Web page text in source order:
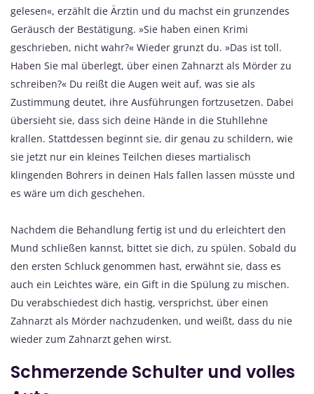
gelesen«, erzählt die Ärztin und du machst ein grunzendes
Geräusch der Bestätigung. »Sie haben einen Krimi
geschrieben, nicht wahr?« Wieder grunzt du. »Das ist toll.
Haben Sie mal überlegt, über einen Zahnarzt als Mörder zu
schreiben?« Du reißt die Augen weit auf, was sie als
Zustimmung deutet, ihre Ausführungen fortzusetzen. Dabei
übersieht sie, dass sich deine Hände in die Stuhllehne
krallen. Stattdessen beginnt sie, dir genau zu schildern, wie
sie jetzt nur ein kleines Teilchen dieses martialisch
klingenden Bohrers in deinen Hals fallen lassen müsste und
es wäre um dich geschehen.
Nachdem die Behandlung fertig ist und du erleichtert den
Mund schließen kannst, bittet sie dich, zu spülen. Sobald du
den ersten Schluck genommen hast, erwähnt sie, dass es
auch ein Leichtes wäre, ein Gift in die Spülung zu mischen.
Du verabschiedest dich hastig, versprichst, über einen
Zahnarzt als Mörder nachzudenken, und weißt, dass du nie
wieder zum Zahnarzt gehen wirst.
Schmerzende Schulter und volles